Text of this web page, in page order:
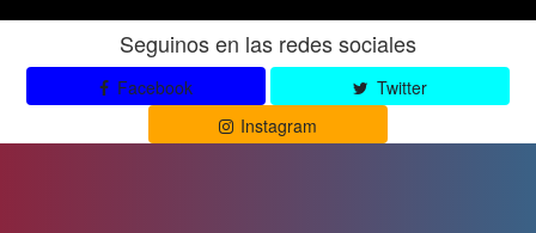
Seguinos en las redes sociales
Facebook
Twitter
Instagram